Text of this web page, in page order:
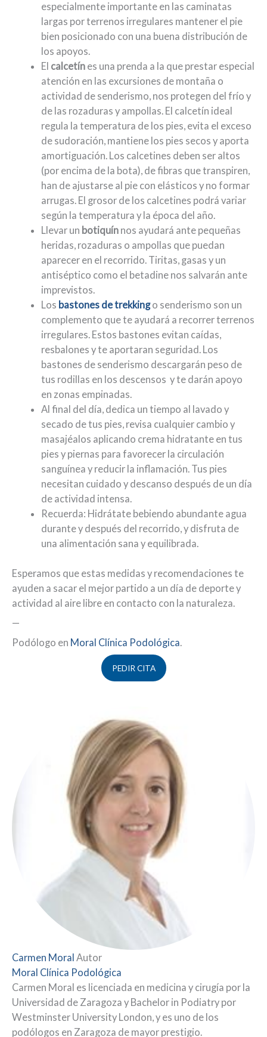
especialmente importante en las caminatas
largas por terrenos irregulares mantener el pie
bien posicionado con una buena distribución de
los apoyos.
El calcetín es una prenda a la que prestar especial
atención en las excursiones de montaña o
actividad de senderismo, nos protegen del frío y
de las rozaduras y ampollas. El calcetín ideal
regula la temperatura de los pies, evita el exceso
de sudoración, mantiene los pies secos y aporta
amortiguación. Los calcetines deben ser altos
(por encima de la bota), de fibras que transpiren,
han de ajustarse al pie con elásticos y no formar
arrugas. El grosor de los calcetines podrá variar
según la temperatura y la época del año.
Llevar un botiquín nos ayudará ante pequeñas
heridas, rozaduras o ampollas que puedan
aparecer en el recorrido. Tiritas, gasas y un
antiséptico como el betadine nos salvarán ante
imprevistos.
Los bastones de trekkingo senderismo son un
complemento que te ayudará a recorrer terrenos
irregulares. Estos bastones evitan caídas,
resbalones y te aportaran seguridad. Los
bastones de senderismo descargarán peso de
tus rodillas en los descensos y te darán apoyo
en zonas empinadas.
Al final del día, dedica un tiempo al lavado y
secado de tus pies, revisa cualquier cambio y
masajéalos aplicando crema hidratante en tus
pies y piernas para favorecer la circulación
sanguínea y reducir la inflamación. Tus pies
necesitan cuidado y descanso después de un día
de actividad intensa.
Recuerda: Hidrátate bebiendo abundante agua
durante y después del recorrido, y disfruta de
una alimentación sana y equilibrada.
Esperamos que estas medidas y recomendaciones te
ayuden a sacar el mejor partido a un día de deporte y
actividad al aire libre en contacto con la naturaleza.
—
Podólogo en Moral Clínica Podológica.
PEDIR CITA
Carmen Moral Autor
Moral Clínica Podológica
Carmen Moral es licenciada en medicina y cirugía por la
Universidad de Zaragoza y Bachelor in Podiatry por
Westminster University London, y es uno de los
podólogos en Zaragoza de mayor prestigio.